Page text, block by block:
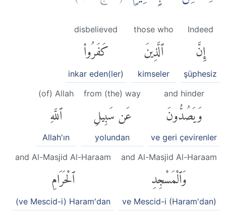
Indeed
إِنَّ
şüphesiz
those who
ٱلَّذِينَ
kimseler
disbelieved
كَفَرُوا۟
inkar eden(ler)
and hinder
وَيَصُدُّونَ
ve geri çevirenler
from (the) way
عَن سَبِيلِ
yolundan
(of) Allah
ٱللَّهِ
Allah'ın
and Al-Masjid Al-Haraam
وَٱلْمَسْجِدِ
ve Mescid-i (Haram'dan)
and Al-Masjid Al-Haraam
ٱلْحَرَامِ
(ve Mescid-i) Haram'dan